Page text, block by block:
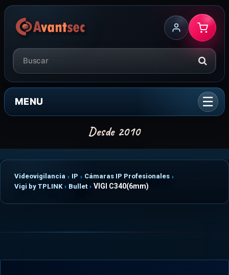
MENU
Videovigilancia IP
Cámaras IP Profesionales
Vigi by TPLINK
Bullet VIGI C340(6mm)